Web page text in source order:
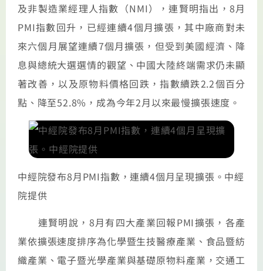
及非製造業經理人指數（NMI），連賢明指出，8月
PMI指數回升，已經連續4個月擴張，其中廠商對未
來六個月展望連續7個月擴張，但受到美國經濟、降
息與總統大選選情的觀望、中國大陸終端需求仍未顯
著改善，以及原物料價格回跌，指數續跌2.2個百分
點、降至52.8%，成為今年2月以來最慢擴張速度。
中經院發布8月PMI指數，連續4個月呈現擴張。中經
院提供
連賢明說，8月有四大產業回報PMI擴張，各產
業依擴張速度排序為化學暨生技醫療產業、食品暨紡
織產業、電子暨光學產業與基礎原物料產業，交通工